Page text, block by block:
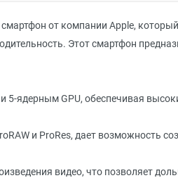
от компании Apple, который
Этот смартфон
5-ядерным GPU, обеспечивая
и ProRes, дает возможность
видео, что позволяет